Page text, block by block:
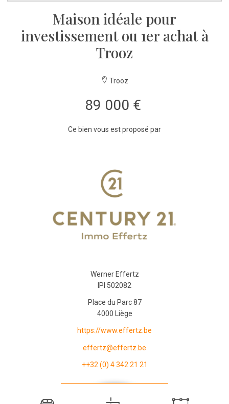
Maison idéale pour
investissement ou 1er achat à
Trooz
Trooz
89 000 €
Ce bien vous est proposé par
Werner Effertz
IPI 502082
Place du Parc 87
4000 Liège
https://www.effertz.be
effertz@effertz.be
++32 (0) 4 342 21 21